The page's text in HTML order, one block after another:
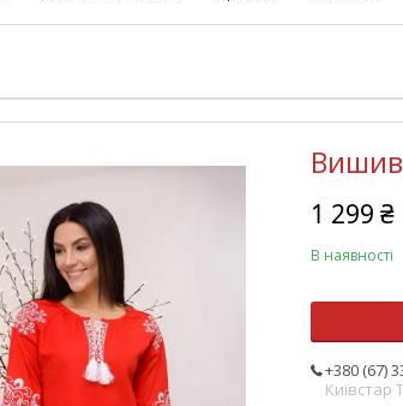
1 299 ₴
В наявності
+380 (67)
Київстар